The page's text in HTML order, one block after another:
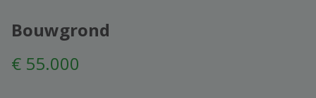
Bouwgrond
€ 55.000